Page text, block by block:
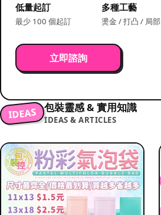
低量起訂
最少 100 個起訂
多種工藝
燙金 / 打凸 / 局部
立即諮詢
IDEAS 包裝靈感 & 實用知識
IDEAS & ARTICLES